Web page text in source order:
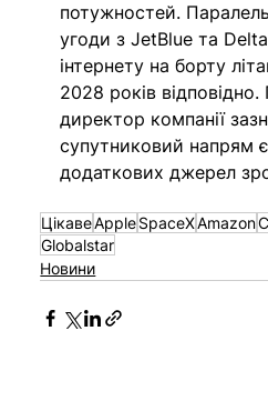
потужностей.
угоди з JetBlue та
інтернету на борту
2028 років
директор компанії
супутниковий напрям
додаткових джерел
ЦікавеAppleSpaceXAmazon
Globalstar
Новини